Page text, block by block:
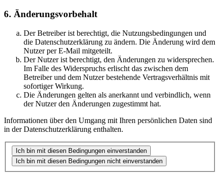
6. Änderungsvorbehalt
Der Betreiber ist berechtigt, die Nutzungsbedingungen und
die Datenschutzerklärung zu ändern. Die Änderung wird dem
Nutzer per E-Mail mitgeteilt.
Der Nutzer ist berechtigt, den Änderungen zu widersprechen.
Im Falle des Widerspruchs erlischt das zwischen dem
Betreiber und dem Nutzer bestehende Vertragsverhältnis mit
sofortiger Wirkung.
Die Änderungen gelten als anerkannt und verbindlich, wenn
der Nutzer den Änderungen zugestimmt hat.
Informationen über den Umgang mit Ihren persönlichen Daten sind
in der Datenschutzerklärung enthalten.